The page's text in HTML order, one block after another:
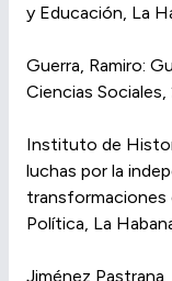
y Educación, La
Guerra, Ramiro:
Ciencias Sociales,
Instituto de
luchas por la
Política, La
Jiménez